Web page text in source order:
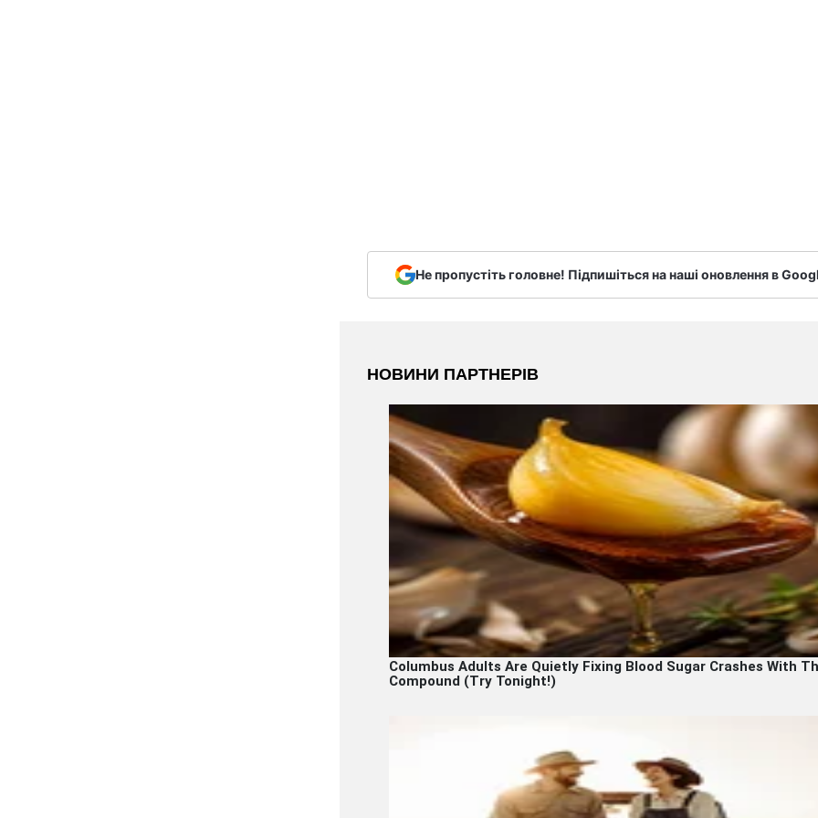
Не пропустіть головне! Підпишіться на наші оновлення в